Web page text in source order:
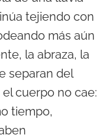
tejiendo con
más aún
la abraza, la
separan del
cuerpo no cae:
tiempo,